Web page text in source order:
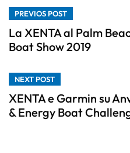
PREVIOS POST
La XENTA al Palm
Boat Show 2019
NEXT POST
XENTA e Garmin su
& Energy Boat